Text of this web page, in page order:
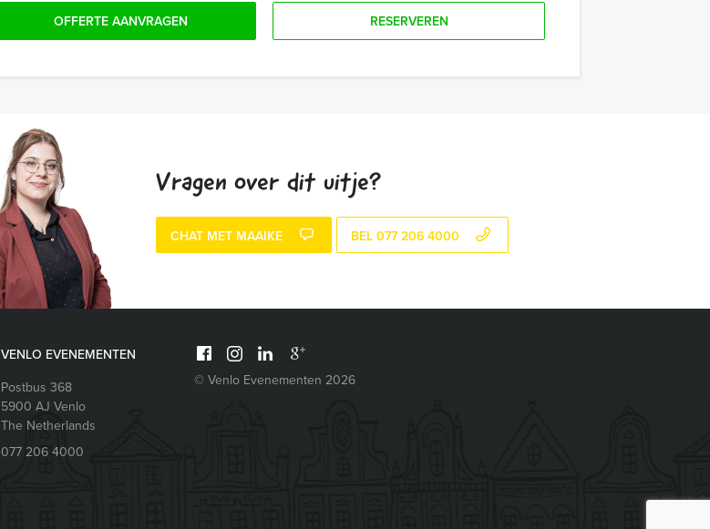
OFFERTE AANVRAGEN RESERVEREN
Vragen over dit uitje?
CHAT MET MAAIKE BEL 077 206 4000
VENLO EVENEMENTEN
Postbus 368
5900 AJ Venlo
The Netherlands
077 206 4000
© Venlo Evenementen 2026